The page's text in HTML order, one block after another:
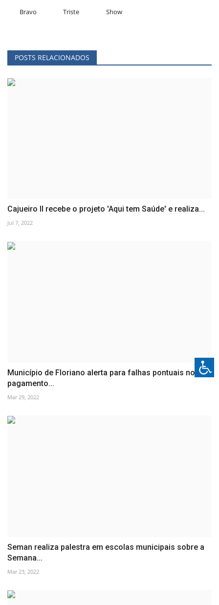
Bravo Triste Show
POSTS RELACIONADOS
Cajueiro II recebe o projeto 'Aqui tem Saúde' e realiza...
Jul 7, 2022
Município de Floriano alerta para falhas pontuais no
pagamento...
Mar 29, 2022
Seman realiza palestra em escolas municipais sobre a
Semana...
Mar 23, 2022